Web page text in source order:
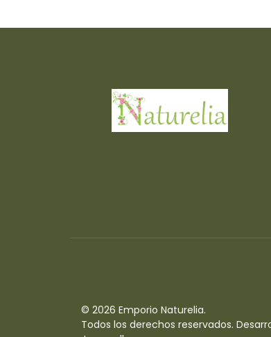
© 2026 Emporio Naturelia.
Todos los derechos reservados.